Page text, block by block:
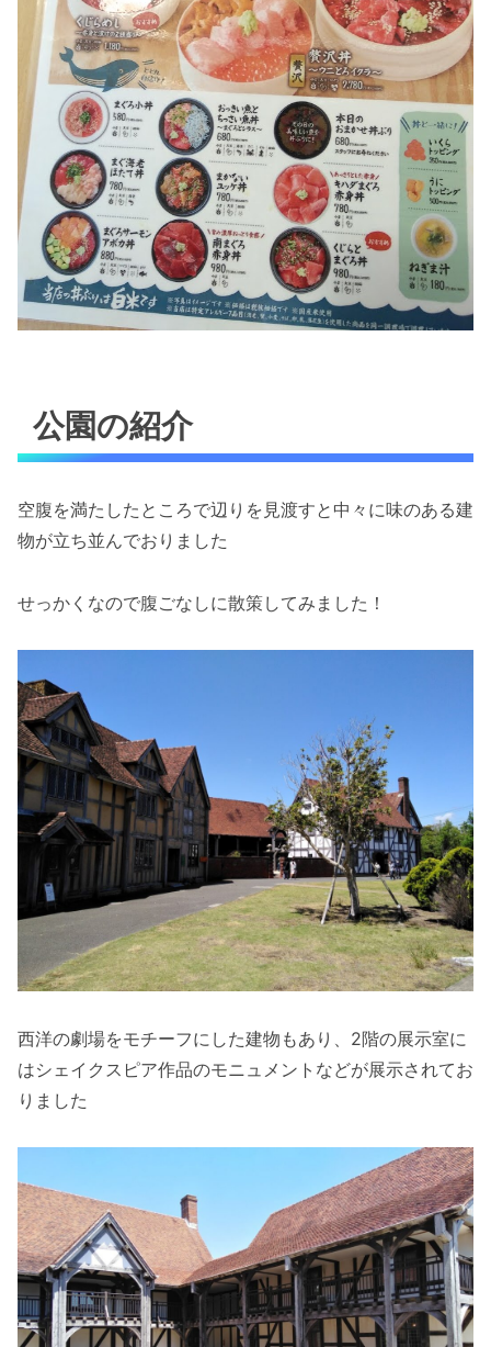
公園の紹介
空腹を満たしたところで辺りを見渡すと中々に味のある建
物が立ち並んでおりました
せっかくなので腹ごなしに散策してみました！
西洋の劇場をモチーフにした建物もあり、2階の展示室に
はシェイクスピア作品のモニュメントなどが展示されてお
りました